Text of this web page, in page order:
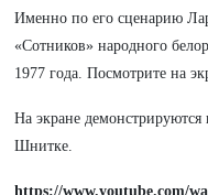
Именно по его сценарию
«Сотников» народного
1977 года. Посмотрите на
На экране
Шнитке.
https://www.youtube.com/